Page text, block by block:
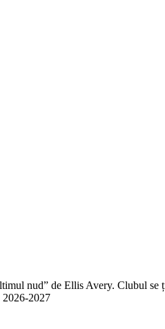
nud” de Ellis Avery. Clubul
2026-2027